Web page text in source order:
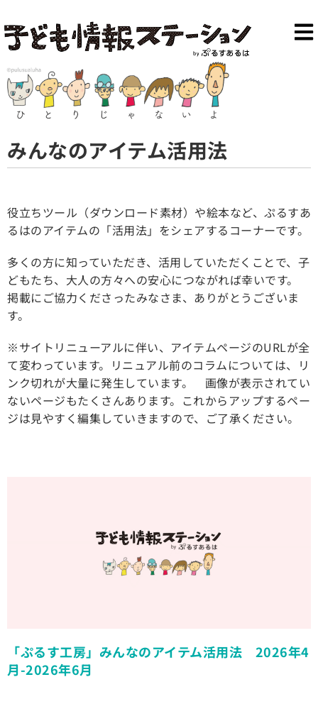
みんなのアイテム活用法
役立ちツール（ダウンロード素材）や絵本など、ぷるすあ
るはのアイテムの「活用法」をシェアするコーナーです。
多くの方に知っていただき、活用していただくことで、子
どもたち、大人の方々への安心につながれば幸いです。
掲載にご協力くださったみなさま、ありがとうございま
す。
※サイトリニューアルに伴い、アイテムページのURLが全
て変わっています。リニュアル前のコラムについては、リ
ンク切れが大量に発生しています。 画像が表示されてい
ないページもたくさんあります。これからアップするペー
ジは見やすく編集していきますので、ご了承ください。
「ぷるす工房」みんなのアイテム活用法 2026年4
月-2026年6月